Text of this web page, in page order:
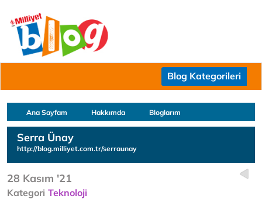
Blog Kategorileri
Ana Sayfam Hakkımda Bloglarım
Serra Ünay
http://blog.milliyet.com.tr/serraunay
28 Kasım '21
Kategori Teknoloji